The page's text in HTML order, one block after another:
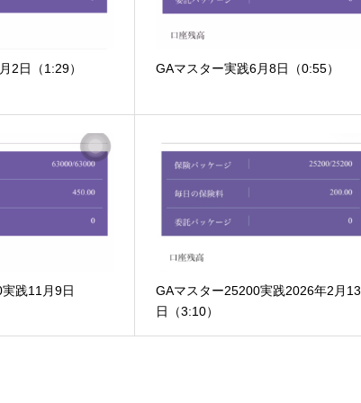
2日（1:29） GAマスター実践6月8日（0:55）
践11月9日
GAマスター25200実践2026年2月13
日（3:10）